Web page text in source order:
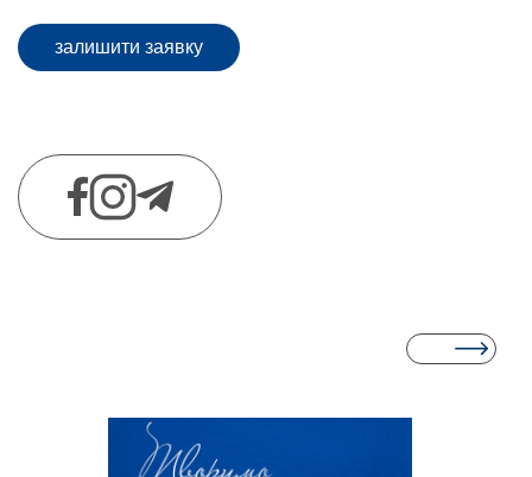
залишити заявку